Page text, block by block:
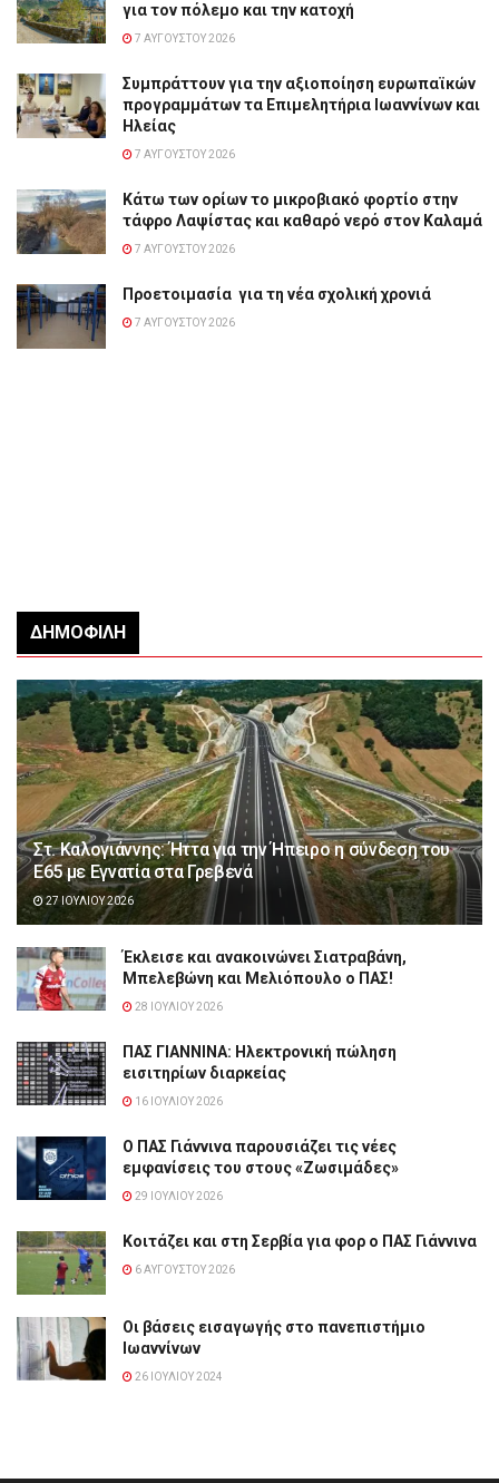
για τον πόλεμο και την κατοχή
7 ΑΥΓΟΎΣΤΟΥ 2026
Συμπράττουν για την αξιοποίηση ευρωπαϊκών
προγραμμάτων τα Επιμελητήρια Ιωαννίνων και
Ηλείας
7 ΑΥΓΟΎΣΤΟΥ 2026
Κάτω των ορίων το μικροβιακό φορτίο στην
τάφρο Λαψίστας και καθαρό νερό στον Καλαμά
7 ΑΥΓΟΎΣΤΟΥ 2026
Προετοιμασία για τη νέα σχολική χρονιά
7 ΑΥΓΟΎΣΤΟΥ 2026
ΔΗΜΟΦΙΛΉ
Στ. Καλογιάννης: Ήττα για την Ήπειρο η σύνδεση του
Ε65 με Εγνατία στα Γρεβενά
27 ΙΟΥΛΊΟΥ 2026
Έκλεισε και ανακοινώνει Σιατραβάνη,
Μπελεβώνη και Μελιόπουλο ο ΠΑΣ!
28 ΙΟΥΛΊΟΥ 2026
ΠΑΣ ΓΙΑΝΝΙΝΑ: Hλεκτρονική πώληση
εισιτηρίων διαρκείας
16 ΙΟΥΛΊΟΥ 2026
Ο ΠΑΣ Γιάννινα παρουσιάζει τις νέες
εμφανίσεις του στους «Ζωσιμάδες»
29 ΙΟΥΛΊΟΥ 2026
Κοιτάζει και στη Σερβία για φορ ο ΠΑΣ Γιάννινα
6 ΑΥΓΟΎΣΤΟΥ 2026
Οι βάσεις εισαγωγής στο πανεπιστήμιο
Ιωαννίνων
26 ΙΟΥΛΊΟΥ 2024